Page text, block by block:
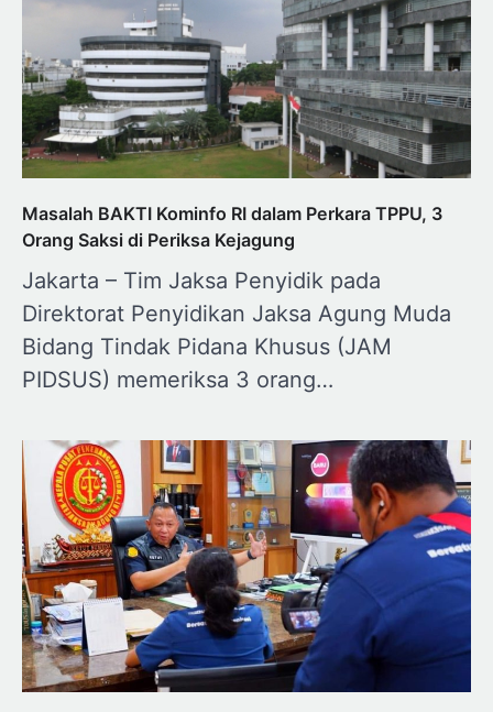
Masalah BAKTI Kominfo RI dalam Perkara TPPU, 3
Orang Saksi di Periksa Kejagung
Jakarta – Tim Jaksa Penyidik pada
Direktorat Penyidikan Jaksa Agung Muda
Bidang Tindak Pidana Khusus (JAM
PIDSUS) memeriksa 3 orang…